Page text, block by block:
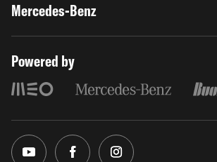
Mercedes-Benz
Powered by